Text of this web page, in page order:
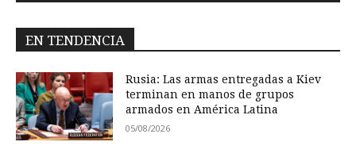
EN TENDENCIA
Rusia: Las armas entregadas a Kiev
terminan en manos de grupos
armados en América Latina
05/08/2026